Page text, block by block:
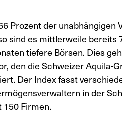
Prozent der unabhängigen
sind es mittlerweile bereits
tiefere Börsen. Dies
den die Schweizer Aquila-
Der Index fasst
in der
Firmen.